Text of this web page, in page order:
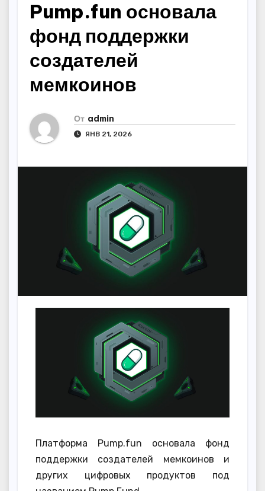
Pump.fun основала
фонд поддержки
создателей
мемкоинов
От admin
ЯНВ 21, 2026
Платформа Pump.fun основала фонд
поддержки создателей мемкоинов и
других цифровых продуктов под